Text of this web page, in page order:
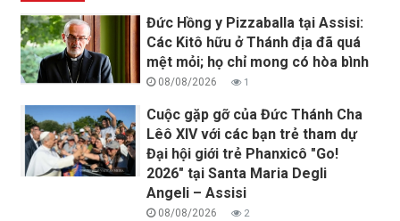
Đức Hồng y Pizzaballa tại Assisi:
Các Kitô hữu ở Thánh địa đã quá
mệt mỏi; họ chỉ mong có hòa bình
08/08/2026 1
Cuộc gặp gỡ của Đức Thánh Cha
Lêô XIV với các bạn trẻ tham dự
Đại hội giới trẻ Phanxicô "Go!
2026" tại Santa Maria Degli
Angeli – Assisi
08/08/2026 2